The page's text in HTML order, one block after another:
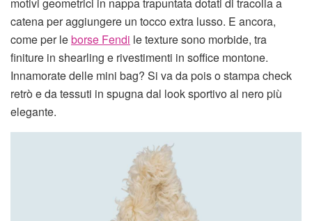
motivi geometrici in nappa trapuntata dotati di tracolla a
catena per aggiungere un tocco extra lusso. E ancora,
come per leborse Fendi le texture sono morbide, tra
finiture in shearling e rivestimenti in soffice montone.
Innamorate delle mini bag? Si va da pois o stampa check
retrò e da tessuti in spugna dal look sportivo al nero più
elegante.